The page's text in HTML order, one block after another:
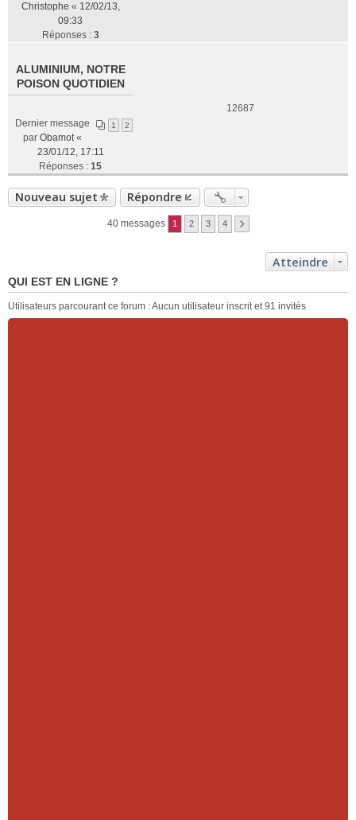
Christophe « 12/02/13,
09:33
Réponses : 3
ALUMINIUM, NOTRE
POISON QUOTIDIEN
1 2
Dernier message
par Obamot«
23/01/12, 17:11
Réponses : 15
12687
Nouveau sujet Répondre
40 messages 1 2 3 4
Atteindre
QUI EST EN LIGNE ?
Utilisateurs parcourant ce forum : Aucun utilisateur inscrit et 91 invités